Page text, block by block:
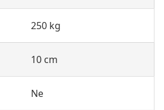
250 kg
10 cm
Ne